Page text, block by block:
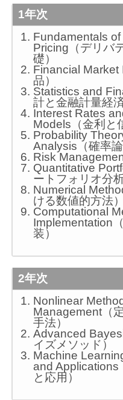
1年次
Fundamentals
Pricing（デリバ
礎）
Financial Market
品）
Statistics and
計と金融計量経済
Interest Rates
Models（金利と
Probability
Analysis（確率論
Risk
Quantitative
ートフォリオ分析
Numerical
ける数値的方法）
Computational
Implementation
装）
2年次
Nonlinear
Management（
手法）
Advanced
イズメソッド）
Machine
and Applications
と応用）